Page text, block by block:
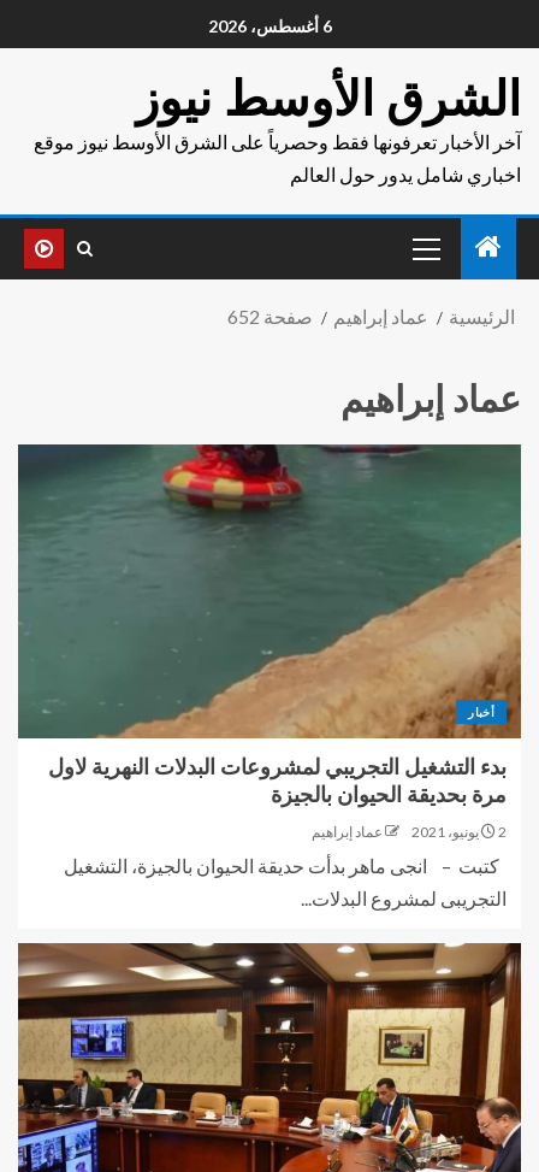
6 أغسطس، 2026
الشرق الأوسط نيوز
آخر الأخبار تعرفونها فقط وحصرياً على الشرق الأوسط نيوز موقع
اخباري شامل يدور حول العالم
الرئيسية عماد إبراهيم صفحة 652
عماد إبراهيم
أخبار
بدء التشغيل التجريبي لمشروعات البدلات النهرية لاول
مرة بحديقة الحيوان بالجيزة
2 يونيو، 2021 عماد إبراهيم
كتبت – انجى ماهر بدأت حديقة الحيوان بالجيزة، التشغيل
التجريبى لمشروع البدلات...